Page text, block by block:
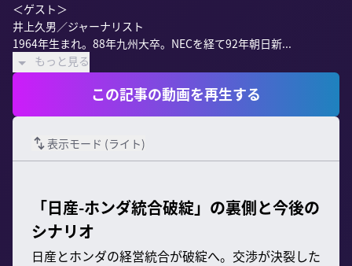
＜ゲスト＞
井上久男／ジャーナリスト
1964年生まれ。88年九州大卒。NECを経て92年朝日新...
もっと見る
この記事の動画を再生する
表示モード (ライト)
「日産-ホンダ統合破綻」の裏側と今後の
シナリオ
日産とホンダの経営統合が破綻へ。交渉が決裂した